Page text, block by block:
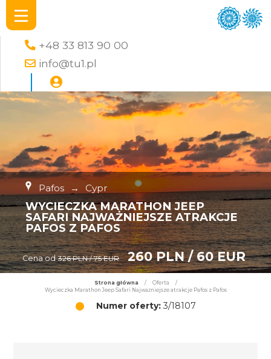
+48 33 813 90 00
info@tu1.pl
Pafos → Cypr
WYCIECZKA MARATHON JEEP
SAFARI NAJWAŻNIEJSZE ATRAKCJE
PAFOS Z PAFOS
Cena od 326 PLN / 75 EUR 260 PLN / 60 EUR
Strona główna / Oferta
/
Wycieczka Marathon Jeep Safari Najważniejsze atrakcje Pafos z Pafos
Numer oferty:3/18107